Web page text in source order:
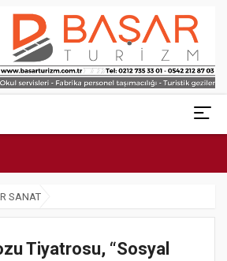
SANAT
Tiyatrosu, “Sosyal